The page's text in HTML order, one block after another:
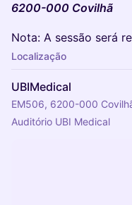
6200-000 Covilhã
Nota: A sessão será
Localização
UBIMedical
EM506, 6200-000
Auditório UBI Medical